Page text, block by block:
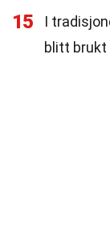
15
I
blitt brukt